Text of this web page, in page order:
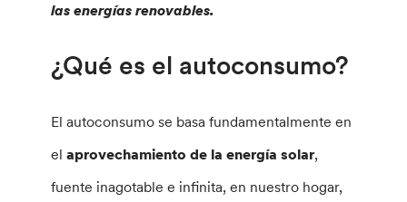
las energías renovables.
¿Qué es el autoconsumo?
El autoconsumo se basa fundamentalmente en
elaprovechamiento de la energía solar,
fuente inagotable e infinita, en nuestro hogar,